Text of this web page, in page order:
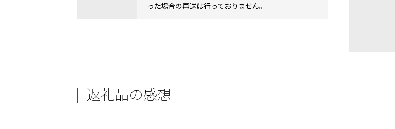
った場合の再送は行っておりません。
返礼品の感想